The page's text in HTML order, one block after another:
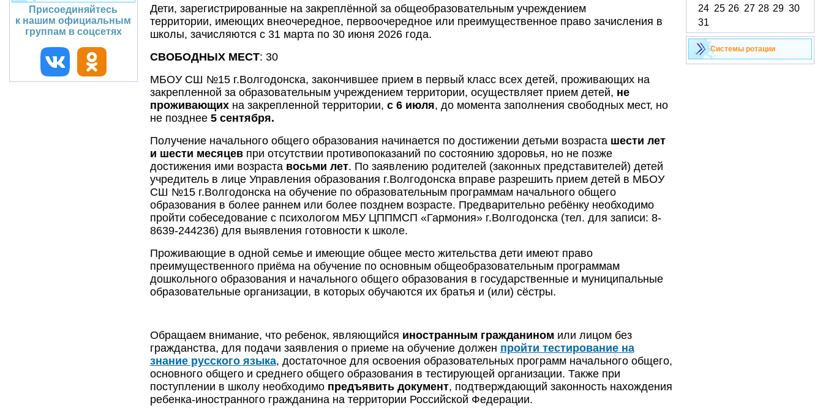
Присоединяйтесь
к нашим официальным
группам в соцсетях
Дети, зарегистрированные на закреплённой за общеобразовательным учреждением
территории, имеющих внеочередное, первоочередное или преимущественное право зачисления в
школы, зачисляются с 31 марта по 30 июня 2026 года.
СВОБОДНЫХ МЕСТ: 30
МБОУ СШ №15 г.Волгодонска, закончившее прием в первый класс всех детей, проживающих на
закрепленной за образовательным учреждением территории, осуществляет прием детей, не
проживающих на закрепленной территории, с 6 июля, до момента заполнения свободных мест, но
не позднее 5 сентября.
Получение начального общего образования начинается по достижении детьми возраста шести лет
и шести месяцевпри отсутствии противопоказаний по состоянию здоровья, но не позже
достижения ими возраставосьми лет. По заявлению родителей (законных представителей) детей
учредитель в лице Управления образования г.Волгодонска вправе разрешить прием детей в МБОУ
СШ №15 г.Волгодонска на обучение по образовательным программам начального общего
образования в более раннем или более позднем возрасте. Предварительно ребёнку необходимо
пройти собеседование с психологом МБУ ЦППМСП «Гармония» г.Волгодонска (тел. для записи: 8-
8639-244236) для выявления готовности к школе.
Проживающие в одной семье и имеющие общее место жительства дети имеют право
преимущественного приёма на обучение по основным общеобразовательным программам
дошкольного образования и начального общего образования в государственные и муниципальные
образовательные организации, в которых обучаются их братья и (или) сёстры.
Обращаем внимание, что ребенок, являющийся иностранным гражданином или лицом без
гражданства, для подачи заявления о приеме на обучение должен пройти тестирование на
знание русского языка, достаточное для освоения образовательных программ начального общего,
основного общего и среднего общего образования в тестирующей организации. Также при
поступлении в школу необходимо предъявить документ, подтверждающий законность нахождения
ребенка-иностранного гражданина на территории Российской Федерации.
24 25 26 27 28 29 30
31
Cистемы ротации